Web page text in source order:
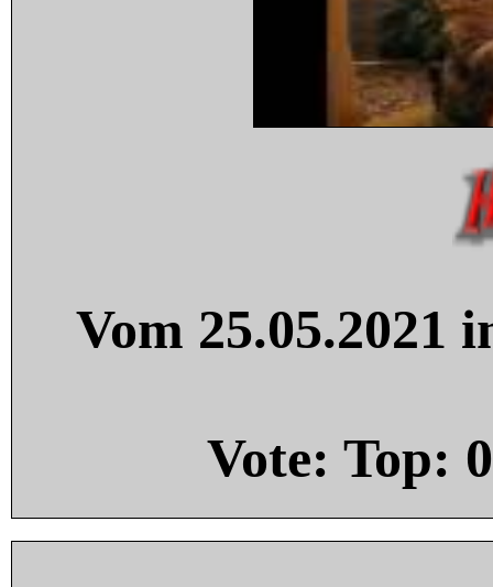
Vom 25.05.2021
Vote: Top: 0